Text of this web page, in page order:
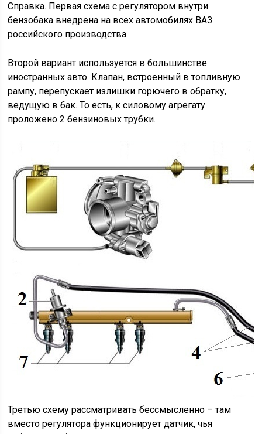
Справка. Первая схема с регулятором внутри
бензобака внедрена на всех автомобилях ВАЗ
российского производства.
Второй вариант используется в большинстве
иностранных авто. Клапан, встроенный в топливную
рампу, перепускает излишки горючего в обратку,
ведущую в бак. То есть, к силовому агрегату
проложено 2 бензиновых трубки.
Третью схему рассматривать бессмысленно – там
вместо регулятора функционирует датчик, чья